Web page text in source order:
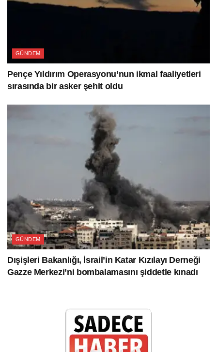
GÜNDEM
Pençe Yıldırım Operasyonu’nun ikmal faaliyetleri
sırasında bir asker şehit oldu
GÜNDEM
Dışişleri Bakanlığı, İsrail’in Katar Kızılayı Derneği
Gazze Merkezi’ni bombalamasını şiddetle kınadı